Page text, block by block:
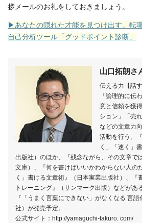
拶メールのお礼をしておきましょう。
▶あなたの隠れた才能を見つけ出す。転
自己分析ツール「グッドポイント診断」
山口拓朗さ
伝える力【話
「論理的に伝
意と信頼を獲
ション」「売
などの文章力
活動を行う。
く」「速く」
出版社）のほか、『残念ながら、その文章で
文庫）、『何を書けばいいかわからない人の
く」書ける文章術』（日本実業出版社）、『
トレーニング』（サンマーク出版）などがあ
『「うまく言葉にできない」がなくなる 言
社）が発売予定。
公式サイト：http://yamaguchi-takuro. com/